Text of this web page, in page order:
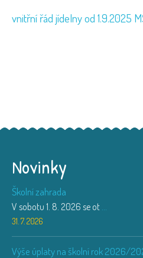
vnitřní řád jídelny od 1.9.2025
Novinky
Školní zahrada
V sobotu 1. 8. 2026 se ot ...
31. 7. 2026
Výše úplaty na školní rok 2026/